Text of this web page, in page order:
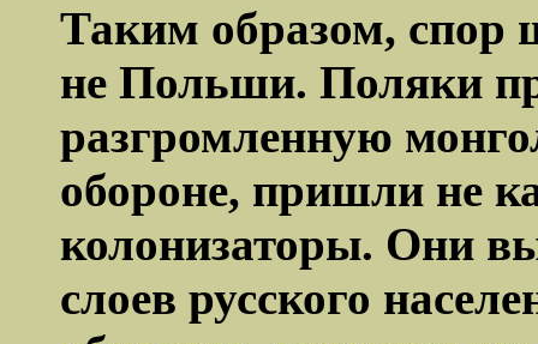
Таким образом, спор
не Польши. Поляки
разгромленную
обороне, пришли не
колонизаторы. Они
слоев русского